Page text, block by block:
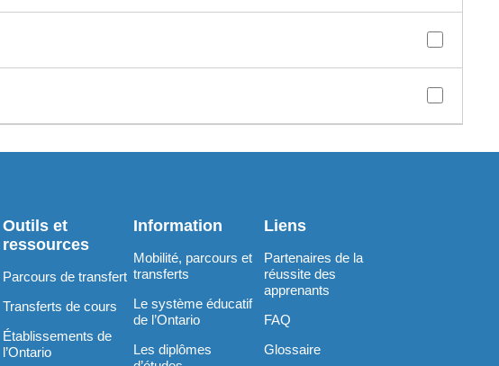
Outils et
ressources
Parcours de transfert
Transferts de cours
Établissements de
l’Ontario
Information
Mobilité, parcours et
transferts
Le système éducatif
de l’Ontario
Les diplômes
Liens
Partenaires de la
réussite des
apprenants
FAQ
Glossaire